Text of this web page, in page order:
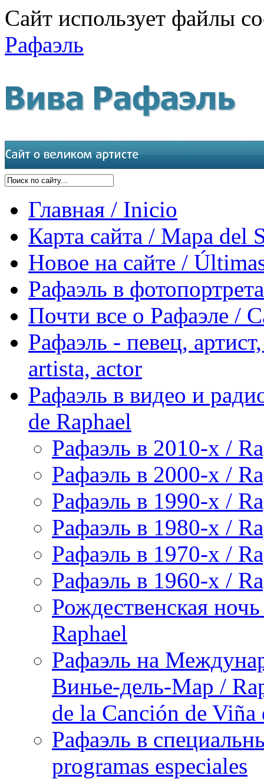
Сайт использует файлы
Рафаэль
Главная / Inicio
Карта сайта / Mapa del
Новое на сайте /
Рафаэль в
Почти все о Рафаэле /
Рафаэль - певец,
artista, actor
Рафаэль в видео и
de Raphael
Рафаэль в 2010-х /
Рафаэль в 2000-х /
Рафаэль в 1990-х /
Рафаэль в 1980-х /
Рафаэль в 1970-х /
Рафаэль в 1960-х /
Рождественская
Raphael
Рафаэль на
Винье-дель-Мар /
de la Canción de
Рафаэль в
programas especiales